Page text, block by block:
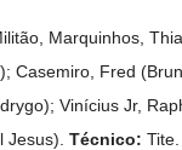
Marquinhos,
Casemiro, Fred
Vinícius Jr,
Jesus). Técnico: Tite.